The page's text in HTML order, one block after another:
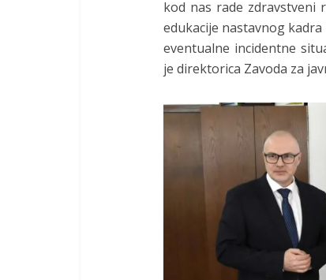
kod nas rade zdravstveni
edukacije nastavnog
eventualne incidentne
je direktorica Zavoda za